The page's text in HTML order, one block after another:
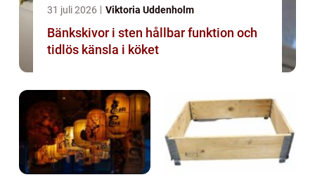
31 juli 2026 Viktoria Uddenholm
Bänkskivor i sten hållbar funktion och
tidlös känsla i köket